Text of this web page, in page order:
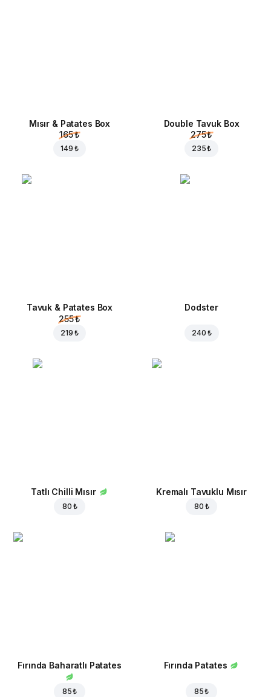
Mısır & Patates Box
165 ₺
149 ₺
Double Tavuk Box
275 ₺
235 ₺
Tavuk & Patates Box
255 ₺
219 ₺
Dodster
240 ₺
Tatlı Chilli Mısır
80 ₺
Kremalı Tavuklu Mısır
80 ₺
Fırında Baharatlı Patates
85 ₺
Fırında Patates
85 ₺